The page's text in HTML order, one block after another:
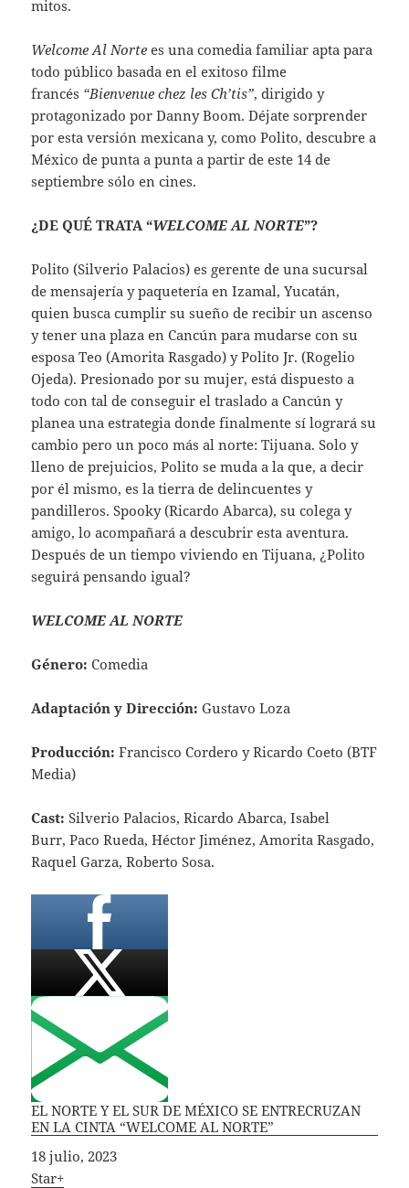
mitos.
Welcome Al Norte es una comedia familiar apta para
todo público basada en el exitoso filme
francés “Bienvenue chez les Ch’tis”, dirigido y
protagonizado por Danny Boom. Déjate sorprender
por esta versión mexicana y, como Polito, descubre a
México de punta a punta a partir de este 14 de
septiembre sólo en cines.
¿DE QUÉ TRATA “WELCOME AL NORTE”?
Polito (Silverio Palacios) es gerente de una sucursal
de mensajería y paquetería en Izamal, Yucatán,
quien busca cumplir su sueño de recibir un ascenso
y tener una plaza en Cancún para mudarse con su
esposa Teo (Amorita Rasgado) y Polito Jr. (Rogelio
Ojeda). Presionado por su mujer, está dispuesto a
todo con tal de conseguir el traslado a Cancún y
planea una estrategia donde finalmente sí logrará su
cambio pero un poco más al norte: Tijuana. Solo y
lleno de prejuicios, Polito se muda a la que, a decir
por él mismo, es la tierra de delincuentes y
pandilleros. Spooky (Ricardo Abarca), su colega y
amigo, lo acompañará a descubrir esta aventura.
Después de un tiempo viviendo en Tijuana, ¿Polito
seguirá pensando igual?
WELCOME AL NORTE
Género:Comedia
Adaptación y Dirección:Gustavo Loza
Producción:Francisco Cordero y Ricardo Coeto (BTF
Media)
Cast: Silverio Palacios, Ricardo Abarca, Isabel
Burr, Paco Rueda, Héctor Jiménez, Amorita Rasgado,
Raquel Garza, Roberto Sosa.
EL NORTE Y EL SUR DE MÉXICO SE ENTRECRUZAN
EN LA CINTA “WELCOME AL NORTE”
Fecha
18 julio, 2023
In relation to
Star+